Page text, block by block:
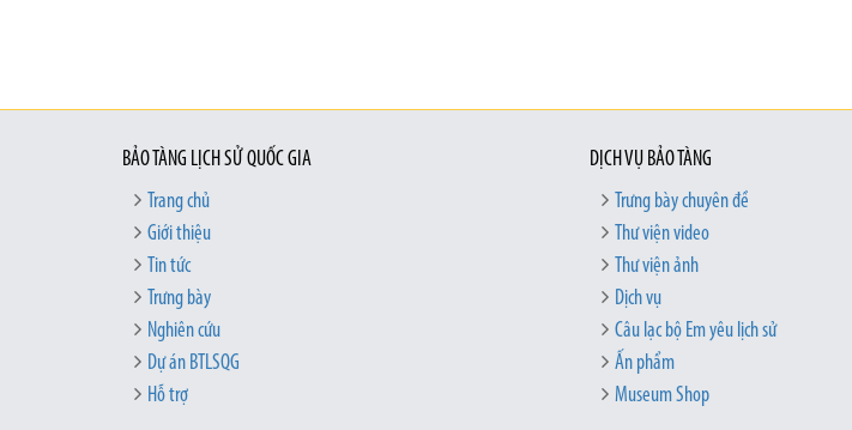
BẢO TÀNG LỊCH SỬ QUỐC GIA
Trang chủ
Giới thiệu
Tin tức
Trưng bày
Nghiên cứu
Dự án BTLSQG
Hỗ trợ
DỊCH VỤ BẢO TÀNG
Trưng bày chuyên đề
Thư viện video
Thư viện ảnh
Dịch vụ
Câu lạc bộ Em yêu lịch sử
Ấn phẩm
Museum Shop